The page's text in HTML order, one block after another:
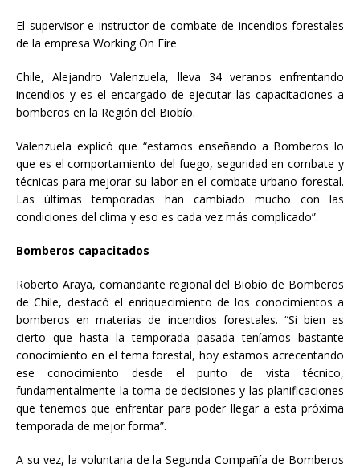
El supervisor e instructor de combate de incendios forestales
de la empresa Working On Fire
Chile, Alejandro Valenzuela, lleva 34 veranos enfrentando
incendios y es el encargado de ejecutar las capacitaciones a
bomberos en la Región del Biobío.
Valenzuela explicó que “estamos enseñando a Bomberos lo
que es el comportamiento del fuego, seguridad en combate y
técnicas para mejorar su labor en el combate urbano forestal.
Las últimas temporadas han cambiado mucho con las
condiciones del clima y eso es cada vez más complicado”.
Bomberos capacitados
Roberto Araya, comandante regional del Biobío de Bomberos
de Chile, destacó el enriquecimiento de los conocimientos a
bomberos en materias de incendios forestales. “Si bien es
cierto que hasta la temporada pasada teníamos bastante
conocimiento en el tema forestal, hoy estamos acrecentando
ese conocimiento desde el punto de vista técnico,
fundamentalmente la toma de decisiones y las planificaciones
que tenemos que enfrentar para poder llegar a esta próxima
temporada de mejor forma”.
A su vez, la voluntaria de la Segunda Compañía de Bomberos